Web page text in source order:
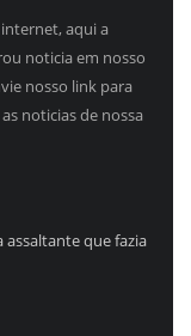
aqui a
noticia em nosso
nosso link para
noticias de nossa
assaltante que fazia